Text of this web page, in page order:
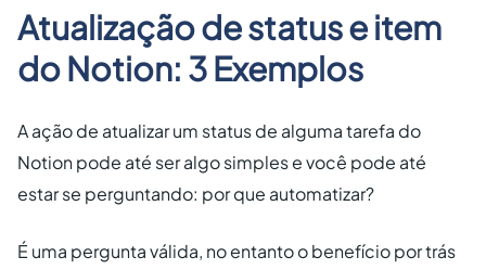
Atualização de status e item
do Notion: 3 Exemplos
A ação de atualizar um status de alguma tarefa do
Notion pode até ser algo simples e você pode até
estar se perguntando: por que automatizar?
É uma pergunta válida, no entanto o benefício por trás